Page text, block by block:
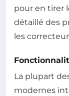
pour en tirer
détaillé des
les
La plupart
modernes